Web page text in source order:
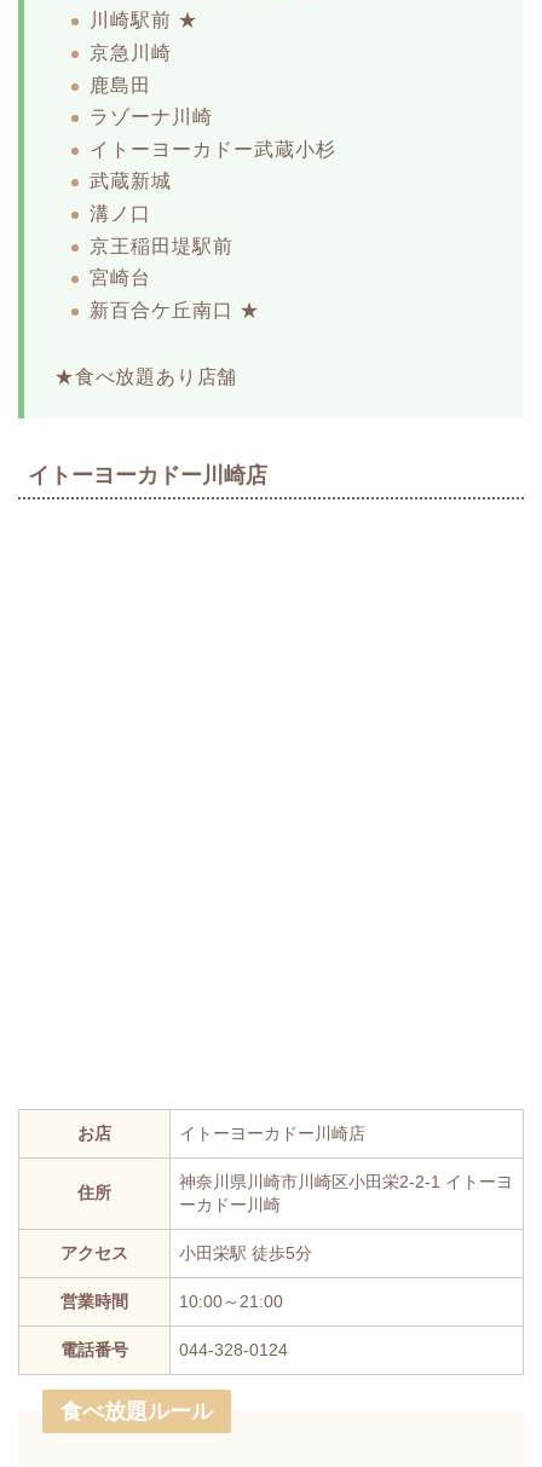
川崎駅前 ★
京急川崎
鹿島田
ラゾーナ川崎
イトーヨーカドー武蔵小杉
武蔵新城
溝ノ口
京王稲田堤駅前
宮崎台
新百合ケ丘南口 ★
★食べ放題あり店舗
イトーヨーカドー川崎店
お店 イトーヨーカドー川崎店
住所
神奈川県川崎市川崎区小田栄2-2-1 イトーヨ
ーカドー川崎
アクセス 小田栄駅 徒歩5分
営業時間 10:00～21:00
電話番号 044-328-0124
食べ放題ルール